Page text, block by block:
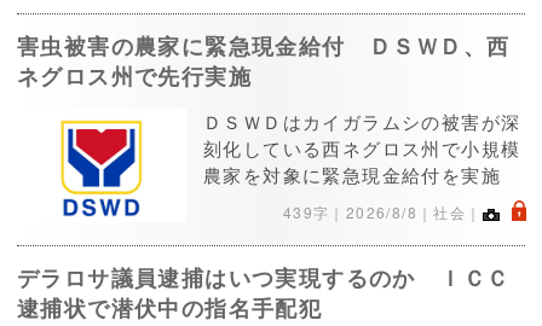
害虫被害の農家に緊急現金給付 ＤＳＷＤ、西
ネグロス州で先行実施
ＤＳＷＤはカイガラムシの被害が深
刻化している西ネグロス州で小規模
農家を対象に緊急現金給付を実施
439字｜ 2026/8/8 ｜社会｜ .
デラロサ議員逮捕はいつ実現するのか ＩＣＣ
逮捕状で潜伏中の指名手配犯